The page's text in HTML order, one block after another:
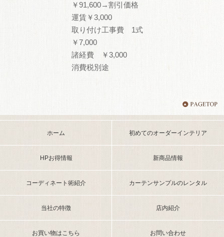
￥91,600→割引価格
運賃￥3,000
取り付け工事費 1式
￥7,000
諸経費 ￥3,000
消費税別途
ホーム 初めてのオーダーインテリア
HPお得情報 新商品情報
コーディネート術紹介 カーテンサンプルのレンタル
当社の特徴 店内紹介
お買い物はこちら お問い合わせ